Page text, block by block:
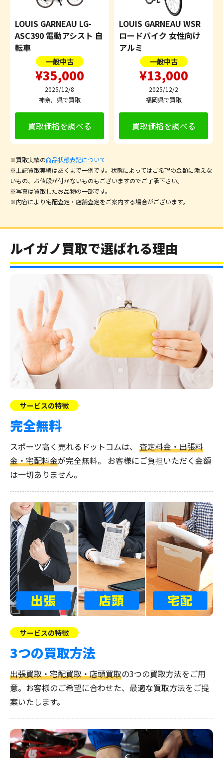
LOUIS GARNEAU LG-
ASC390 電動アシスト 自
転車
一般中古
¥35,000
2025/12/8
神奈川県で買取
買取価格を調べる
LOUIS GARNEAU WSR
ロードバイク 女性向け
アルミ
一般中古
¥13,000
2025/12/2
福岡県で買取
買取価格を調べる
※買取実績の商品状態表記について
※上記買取実績はあくまで一例です。状態によってはご希望の金額に添えな
いもの、お値段が付かないものもございますのでご了承下さい。
※写真は買取したお品物の一部です。
※内容により宅配査定・店舗査定をご案内する場合がございます。
ルイガノ買取で選ばれる理由
サービスの特徴
完全無料
スポーツ高く売れるドットコムは、 査定料金・出張料
金・宅配料金が完全無料。 お客様にご負担いただく金額
は一切ありません。
サービスの特徴
3つの買取方法
出張買取・宅配買取・店頭買取の3つの買取方法をご用
意。お客様のご希望に合わせた、最適な買取方法をご提
案いたします。